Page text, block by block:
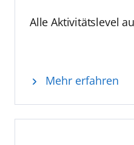
Alle Aktivitätslevel
Mehr erfahren